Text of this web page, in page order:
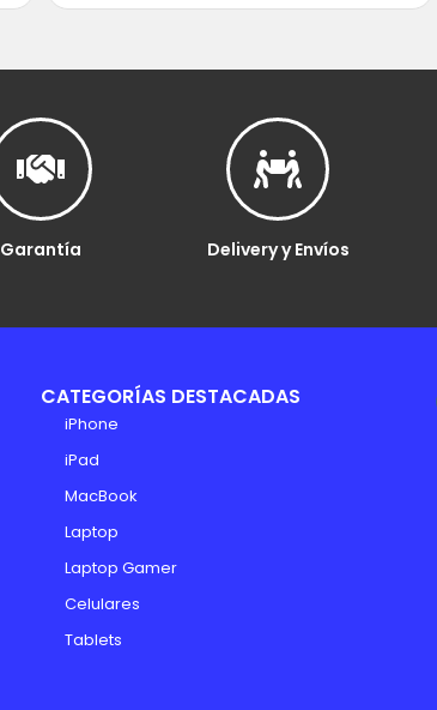
Garantía Delivery y Envíos
CATEGORÍAS DESTACADAS
iPhone
iPad
MacBook
Laptop
Laptop Gamer
Celulares
Tablets